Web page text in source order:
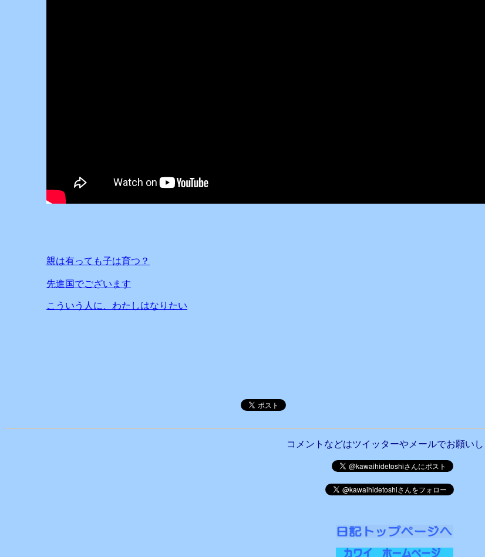
親は有っても子は育つ？
先進国でございます
こういう人に、わたしはなりたい
コメントなどはツイッターやメールでお願い